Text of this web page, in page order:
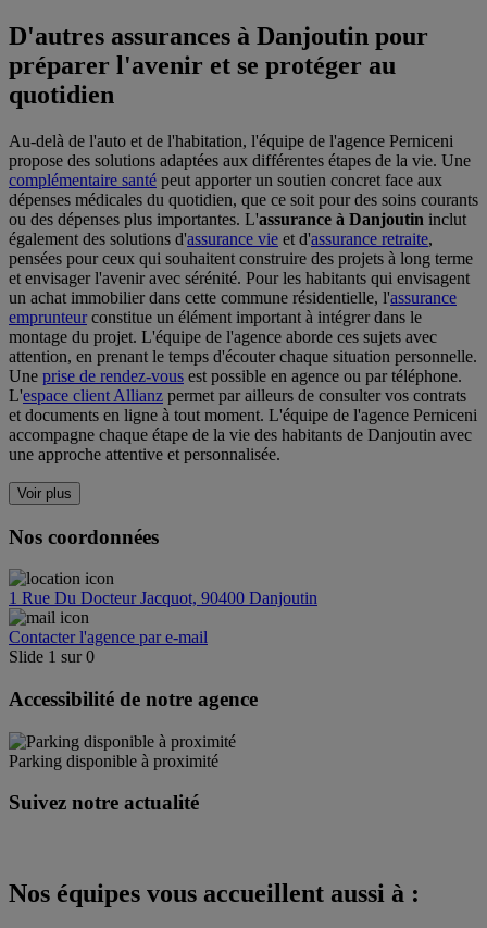
D'autres assurances à Danjoutin pour
préparer l'avenir et se protéger au
quotidien
Au-delà de l'auto et de l'habitation, l'équipe de l'agence Perniceni
propose des solutions adaptées aux différentes étapes de la vie. Une
complémentaire santé peut apporter un soutien concret face aux
dépenses médicales du quotidien, que ce soit pour des soins courants
ou des dépenses plus importantes. L'assurance à Danjoutin inclut
également des solutions d'assurance vie et d'assurance retraite,
pensées pour ceux qui souhaitent construire des projets à long terme
et envisager l'avenir avec sérénité. Pour les habitants qui envisagent
un achat immobilier dans cette commune résidentielle, l'assurance
emprunteurconstitue un élément important à intégrer dans le
montage du projet. L'équipe de l'agence aborde ces sujets avec
attention, en prenant le temps d'écouter chaque situation personnelle.
Une prise de rendez-vous est possible en agence ou par téléphone.
L'espace client Allianz permet par ailleurs de consulter vos contrats
et documents en ligne à tout moment. L'équipe de l'agence Perniceni
accompagne chaque étape de la vie des habitants de Danjoutin avec
une approche attentive et personnalisée.
Voir plus
Nos coordonnées
1 Rue Du Docteur Jacquot, 90400 Danjoutin
Contacter l'agence par e-mail
Slide 1 sur0
Accessibilité de notre agence
Parking disponible à proximité
Suivez notre actualité
Nos équipes vous accueillent aussi à :